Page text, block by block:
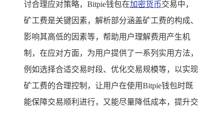
讨合理应对策略，Bitpie钱包在加密货币交易中，
矿工费是关键因素，解析部分涵盖矿工费的构成、
影响其高低的因素等，帮助用户理解费用产生机
制，在应对方面，为用户提供了一系列实用方法，
例如选择合适交易时段、优化交易规模等，以实现
矿工费的合理控制，让用户在使用Bitpie钱包时既
能保障交易顺利进行，又能尽量降低成本，提升交